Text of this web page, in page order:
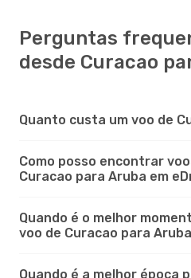
Perguntas
desde Curacao
Quanto custa um voo de
Como posso encontrar
Curacao para Aruba em
Quando é o melhor
voo de Curacao para
Quando é a melhor época